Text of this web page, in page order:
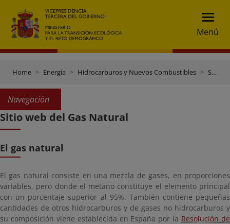
Menú
Home Energía Hidrocarburos y Nuevos Combustibles Sitio web del Gas Natural
Navegación
Sitio web del Gas Natural
El gas natural
El gas natural consiste en una mezcla de gases, en proporciones
variables, pero donde el metano constituye el elemento principal
con un porcentaje superior al 95%. También contiene pequeñas
cantidades de otros hidrocarburos y de gases no hidrocarburos y
su composición viene establecida en España por la Resolución de